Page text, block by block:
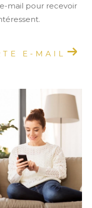
mail pour recevoir
E-MAIL